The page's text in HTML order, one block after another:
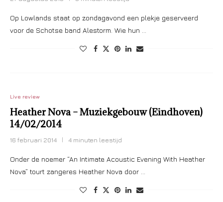
Op Lowlands staat op zondagavond een plekje geserveerd
voor de Schotse band Alestorm. Wie hun …
Live review
Heather Nova – Muziekgebouw (Eindhoven)
14/02/2014
16 februari 2014 4 minuten leestijd
Onder de noemer “An Intimate Acoustic Evening With Heather
Nova” tourt zangeres Heather Nova door …